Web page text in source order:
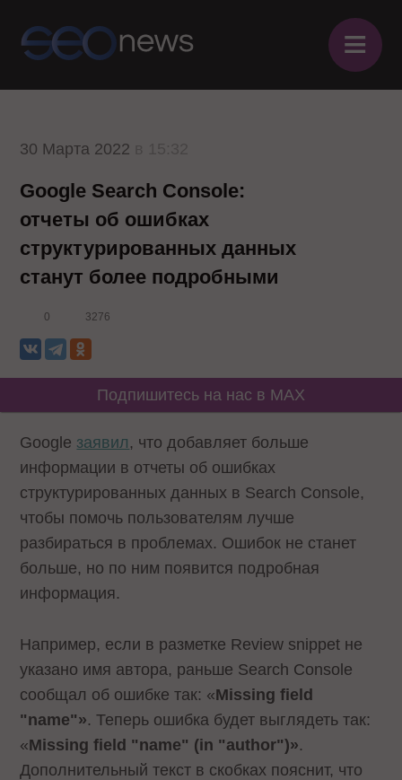
≡
30 Марта 2022
Google Search Console:
отчеты об ошибках
структурированных данных
станут более подробными
0 3276
Подпишитесь на нас в MAX
Google заявил , что добавляет больше
информации в отчеты об ошибках
структурированных данных в Search Console,
чтобы помочь пользователям лучше
разбираться в проблемах. Ошибок не станет
больше, но по ним появится подробная
информация.
Например, если в разметке Review snippet не
указано имя автора, раньше Search Console
сообщал об ошибке так: «‎‎Missing field
"name"‎»‎. Теперь ошибка будет выглядеть так:
«‎‎Missing field "name" (in "author")‎»‎.
Дополнительный текст в скобках пояснит, что